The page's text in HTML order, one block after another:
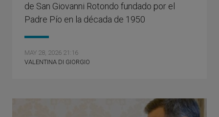
de San Giovanni Rotondo fundado por el
Padre Pío en la década de 1950
MAY 28, 2026 21:16
VALENTINA DI GIORGIO